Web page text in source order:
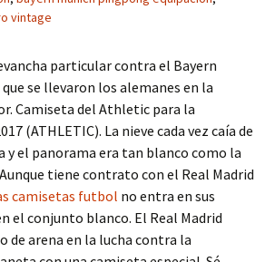
vintage
particular contra el Bayern
se llevaron los alemanes en la
Camiseta del Athletic para la
(ATHLETIC). La nieve cada vez caía de
y el panorama era tan blanco como la
tiene contrato con el Real Madrid
camisetas futbol no entra en sus
el conjunto blanco. El Real Madrid
de arena en la lucha contra la